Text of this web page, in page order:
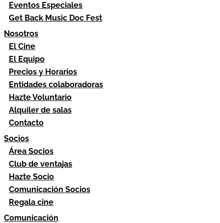
Eventos Especiales
Get Back Music Doc Fest
Nosotros
El Cine
El Equipo
Precios y Horarios
Entidades colaboradoras
Hazte Voluntario
Alquiler de salas
Contacto
Socios
Área Socios
Club de ventajas
Hazte Socio
Comunicación Socios
Regala cine
Comunicación